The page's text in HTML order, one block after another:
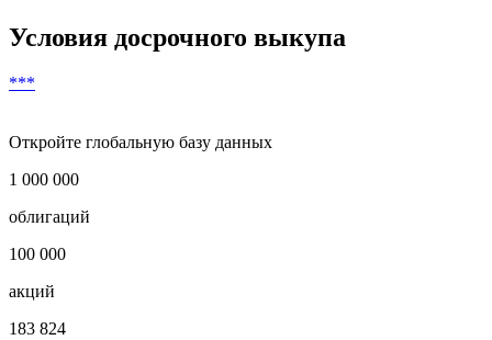
Дата погашения
Откройте глобальную базу данных
1 000 000
облигаций
100 000